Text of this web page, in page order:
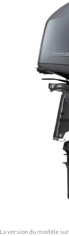
La version du modèle